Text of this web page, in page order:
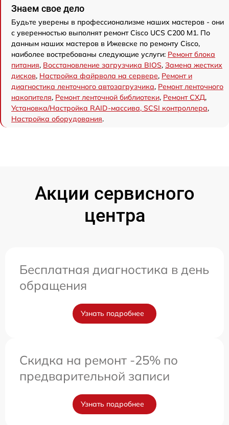
Знаем свое дело
Будьте уверены в профессионализме наших мастеров - они
с уверенностью выполнят ремонт Cisco UCS C200 M1. По
данным наших мастеров в Ижевске по ремонту Cisco,
наиболее востребованы следующие услуги: Ремонт блока
питания, Восстановление загрузчика BIOS, Замена жестких
дисков, Настройка файрвола на сервере, Ремонт и
диагностика ленточного автозагрузчика, Ремонт ленточного
накопителя, Ремонт ленточной библиотеки, Ремонт СХД,
Установка/Настройка RAID-массива, SCSI контроллера,
Настройка оборудования.
Акции сервисного
центра
Бесплатная диагностика в день
обращения
Узнать подробнее
Скидка на ремонт -25% по
предварительной записи
Узнать подробнее